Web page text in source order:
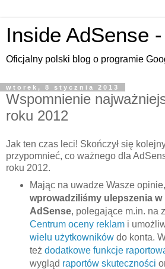
Inside AdSense
Oficjalny polski blog o programie
wtorek, 8 stycznia 2013
Wspomnienie
roku 2012
Jak ten czas leci! Skończył się
przypomnieć, co ważnego dla
roku 2012.
Mając na uwadze Wasze opinie,
wprowadziliśmy ulepszenia w
AdSense, polegające m.in. na
Centrum oceny reklami
wielu użytkownikówdo konta.
też dodatkowe funkcje
wygląd raportów skuteczności